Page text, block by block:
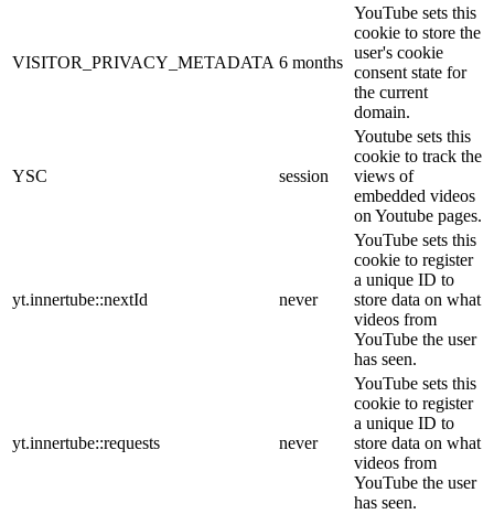
VISITOR_PRIVACY_METADATA 6 months
YouTube sets this
cookie to store the
user's cookie
consent state for
the current
domain.
YSC session
Youtube sets this
cookie to track the
views of
embedded videos
on Youtube pages.
yt.innertube::nextId never
YouTube sets this
cookie to register
a unique ID to
store data on what
videos from
YouTube the user
has seen.
yt.innertube::requests never
YouTube sets this
cookie to register
a unique ID to
store data on what
videos from
YouTube the user
has seen.